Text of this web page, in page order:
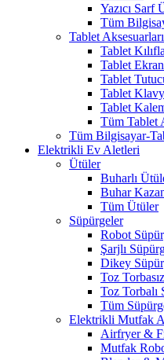
Yazıcı Sarf
Tüm
Tablet Aksesuarları
Tablet
Tablet
Tablet
Tablet
Tablet
Tüm Tablet
Tüm Bilgisayar-
Elektrikli Ev Aletleri
Ütüler
Buharlı
Buhar
Tüm Ütüler
Süpürgeler
Robot
Şarjlı
Dikey
Toz
Toz Torbalı
Tüm
Elektrikli Mutfak
Airfryer &
Mutfak